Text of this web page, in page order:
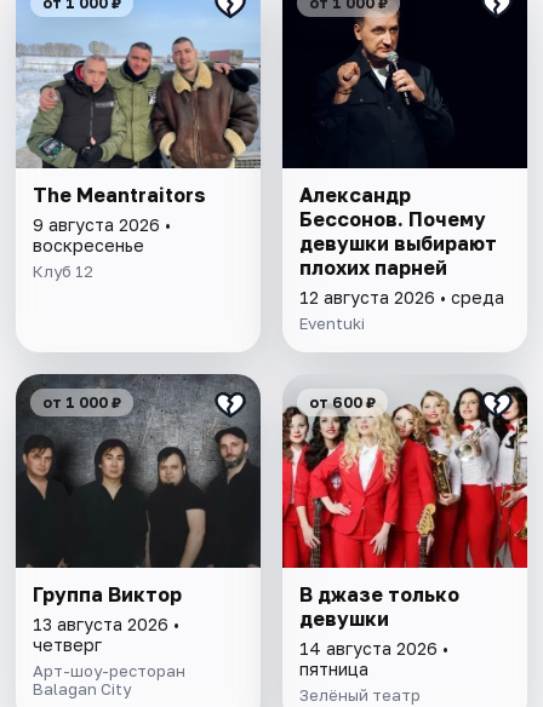
The Meantraitors
9 августа 2026 •
воскресенье
Клуб 12
Александр
Бессонов. Почему
девушки выбирают
плохих парней
12 августа 2026 • среда
Eventuki
от 1 000 ₽
Группа Виктор
13 августа 2026 •
четверг
Арт-шоу-ресторан
Balagan City
от 600 ₽
В джазе только
девушки
14 августа 2026 •
пятница
Зелёный театр